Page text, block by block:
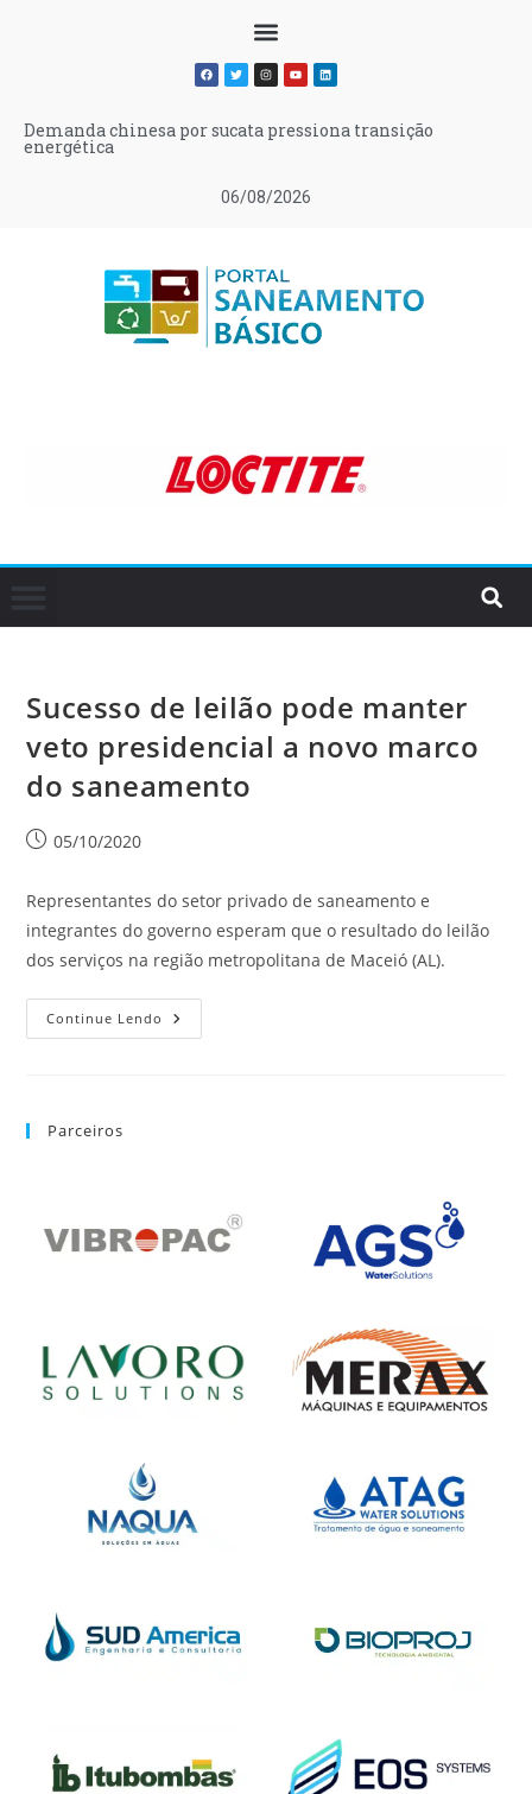
06/08/2026
Demanda chinesa por sucata pressiona transição
energética
Sucesso de leilão pode manter
veto presidencial a novo marco
do saneamento
05/10/2020
Representantes do setor privado de saneamento e
integrantes do governo esperam que o resultado do leilão
dos serviços na região metropolitana de Maceió (AL).
Continue Lendo
Parceiros